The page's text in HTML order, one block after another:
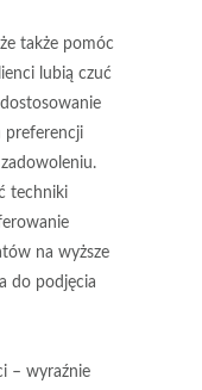
także pomóc
lubią czuć
preferencji
techniki
na wyższe
do podjęcia
– wyraźnie